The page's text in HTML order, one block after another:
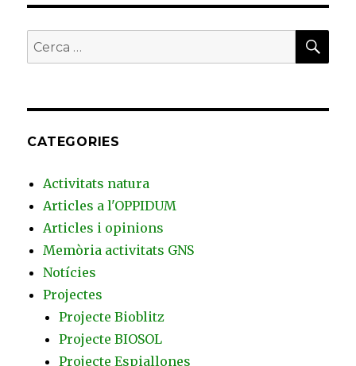
Buscar
per:
CATEGORIES
Activitats natura
Articles a l'OPPIDUM
Articles i opinions
Memòria activitats GNS
Notícies
Projectes
Projecte Bioblitz
Projecte BIOSOL
Projecte Espiallones